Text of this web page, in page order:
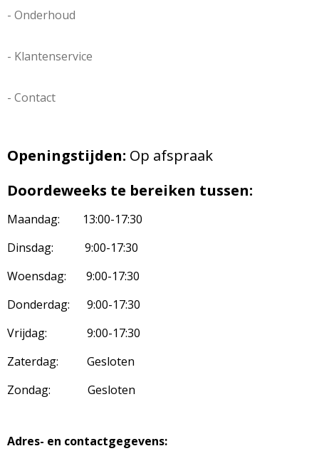
- Onderhoud
- Klantenservice
- Contact
Openingstijden: Op afspraak
Doordeweeks te bereiken tussen:
Maandag: 13:00-17:30
Dinsdag: 9:00-17:30
Woensdag: 9:00-17:30
Donderdag: 9:00-17:30
Vrijdag: 9:00-17:30
Zaterdag: Gesloten
Zondag: Gesloten
Adres- en contactgegevens: